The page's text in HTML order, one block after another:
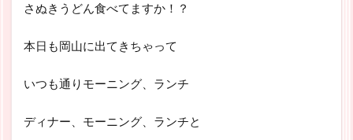
さぬきうどん食べてますか！？
本日も岡山に出てきちゃって
いつも通りモーニング、ランチ
ディナー、モーニング、ランチと